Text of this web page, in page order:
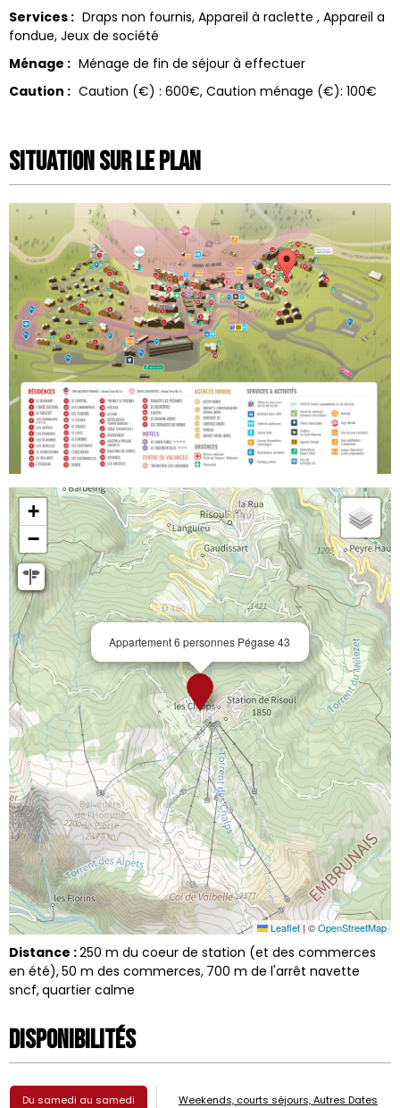
Services : Draps non fournis Appareil à raclette Appareil a
fondue Jeux de société
Ménage : Ménage de fin de séjour à effectuer
Caution : Caution (€) : 600€ Caution ménage (€): 100€
Situation sur le Plan
Appartement 6 personnes Pégase 43
+
−
Leaflet | ©OpenStreetMap
Distance :250 m du coeur de station (et des commerces
en été) 50 m des commerces 700 m de l'arrêt navette
sncf quartier calme
Disponibilités
Du samedi au samedi Weekends, courts séjours, Autres Dates